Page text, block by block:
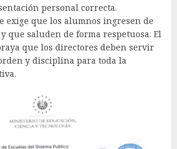
personal correcta.
exige que los alumnos ingresen de
que saluden de forma respetuosa. El
que los directores deben servir
y disciplina para toda la